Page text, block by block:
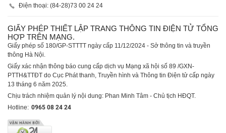
Điện thoại: (84-28)73 00 24 24
GIẤY PHÉP THIẾT LẬP TRANG THÔNG TIN ĐIỆN TỬ TỔNG
HỢP TRÊN MẠNG.
Giấy phép số 180/GP-STTTT ngày cấp 11/12/2024 - Sở thông tin và truyền
thông Hà Nội.
Giấy xác nhận thông báo cung cấp dịch vụ Mạng xã hội số 89 /GXN-
PTTH&TTĐT do Cục Phát thanh, Truyền hình và Thông tin Điện tử cấp ngày
13 tháng 6 năm 2025.
Chịu trách nhiệm quản lý nội dung: Phan Minh Tâm - Chủ tịch HĐQT.
Hotline: 0965 08 24 24